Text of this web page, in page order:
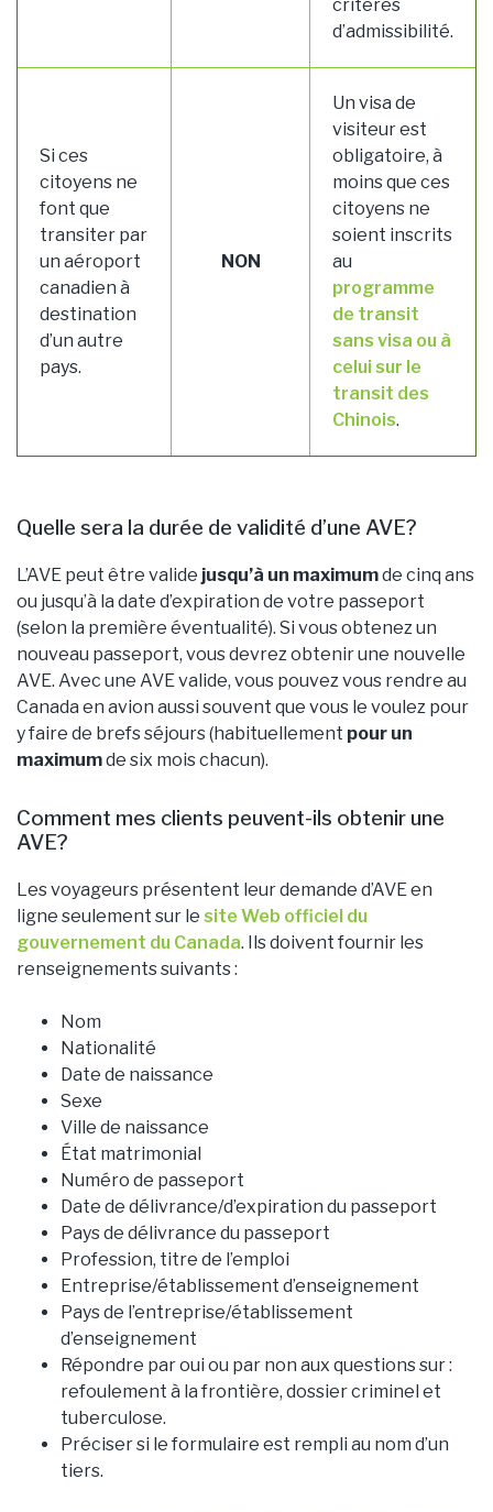
critères
d’admissibilité.
Si ces
citoyens ne
font que
transiter par
un aéroport
canadien à
destination
d’un autre
pays.
NON
Un visa de
visiteur est
obligatoire, à
moins que ces
citoyens ne
soient inscrits
au
programme
de transit
sans visa ou à
celui sur le
transit des
Chinois.
Quelle sera la durée de validité d’une AVE?
L’AVE peut être valide jusqu’à un maximumde cinq ans
ou jusqu’à la date d’expiration de votre passeport
(selon la première éventualité). Si vous obtenez un
nouveau passeport, vous devrez obtenir une nouvelle
AVE. Avec une AVE valide, vous pouvez vous rendre au
Canada en avion aussi souvent que vous le voulez pour
y faire de brefs séjours (habituellement pour un
maximumde six mois chacun).
Comment mes clients peuvent-ils obtenir une
AVE?
Les voyageurs présentent leur demande d’AVE en
ligne seulement sur le site Web officiel du
gouvernement du Canada. Ils doivent fournir les
renseignements suivants :
Nom
Nationalité
Date de naissance
Sexe
Ville de naissance
État matrimonial
Numéro de passeport
Date de délivrance/d’expiration du passeport
Pays de délivrance du passeport
Profession, titre de l’emploi
Entreprise/établissement d’enseignement
Pays de l’entreprise/établissement
d’enseignement
Répondre par oui ou par non aux questions sur :
refoulement à la frontière, dossier criminel et
tuberculose.
Préciser si le formulaire est rempli au nom d’un
tiers.